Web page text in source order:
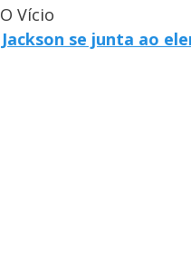
Vício
se junta ao